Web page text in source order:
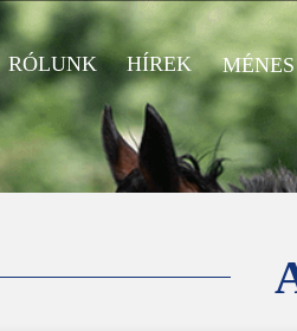
RÓLUNK HÍREK